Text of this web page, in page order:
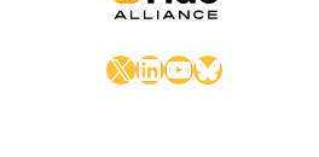
X LinkedIn
YouTube
Bluesky